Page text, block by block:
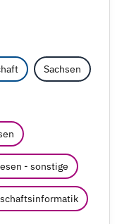
Sachsen
- sonstige